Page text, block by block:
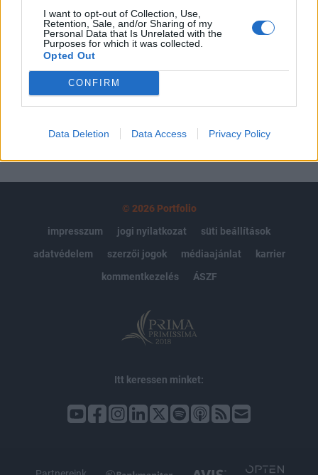
I want to opt-out of Collection, Use,
Retention, Sale, and/or Sharing of my
Personal Data that Is Unrelated with the
Purposes for which it was collected.
Opted Out
CONFIRM
Data Deletion Data Access Privacy Policy
kötéslistái
Előfizetés
MÁR ELŐFIZETŐNK VAGY?
© 2026 Portfolio
impresszum
jogi nyilatkozat
süti beállítások
adatvédelem
szerzői jogok médiaajánlat
karrier
kommentkezelés
ÁSZF
Itt keressen minket: